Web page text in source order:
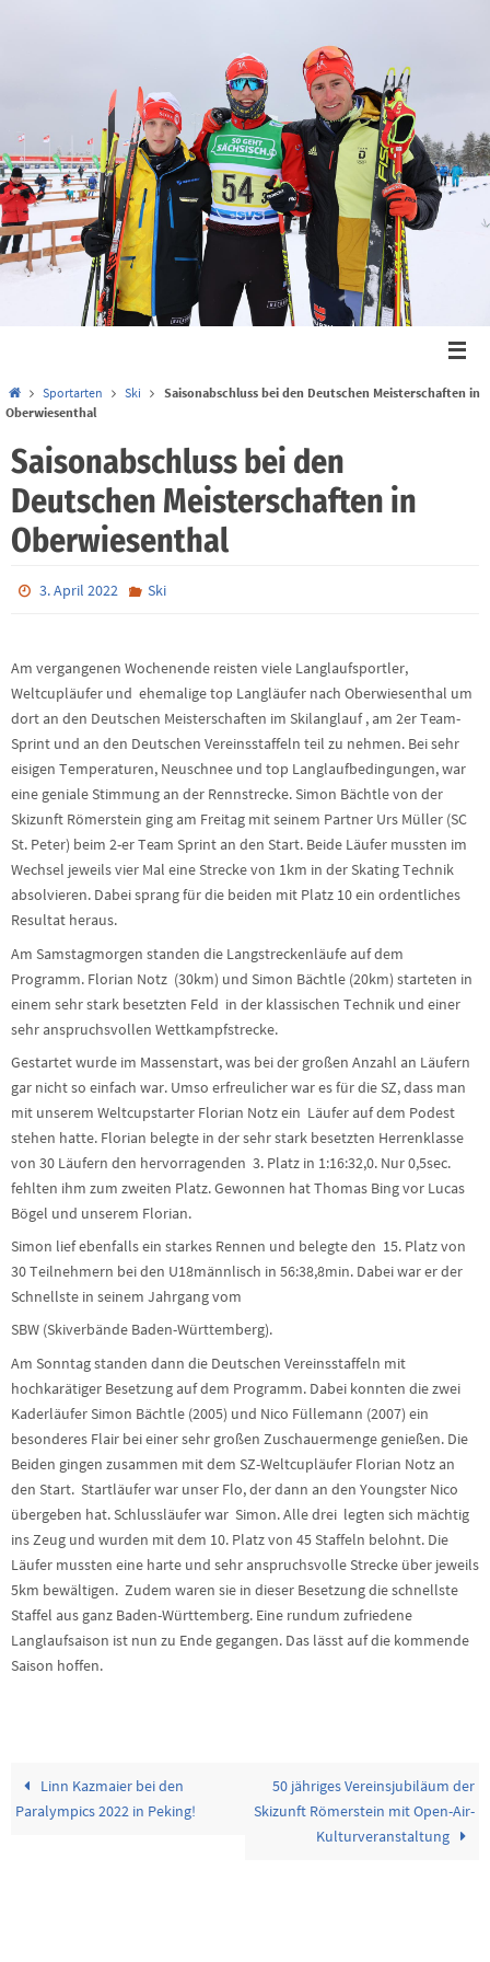
StartSportarten Ski
Saisonabschluss bei den Deutschen Meisterschaften in
Oberwiesenthal
Saisonabschluss bei den
Deutschen Meisterschaften in
Oberwiesenthal
3. April 2022 Ski
Am vergangenen Wochenende reisten viele Langlaufsportler,
Weltcupläufer und ehemalige top Langläufer nach Oberwiesenthal um
dort an den Deutschen Meisterschaften im Skilanglauf , am 2er Team-
Sprint und an den Deutschen Vereinsstaffeln teil zu nehmen. Bei sehr
eisigen Temperaturen, Neuschnee und top Langlaufbedingungen, war
eine geniale Stimmung an der Rennstrecke. Simon Bächtle von der
Skizunft Römerstein ging am Freitag mit seinem Partner Urs Müller (SC
St. Peter) beim 2-er Team Sprint an den Start. Beide Läufer mussten im
Wechsel jeweils vier Mal eine Strecke von 1km in der Skating Technik
absolvieren. Dabei sprang für die beiden mit Platz 10 ein ordentliches
Resultat heraus.
Am Samstagmorgen standen die Langstreckenläufe auf dem
Programm. Florian Notz (30km) und Simon Bächtle (20km) starteten in
einem sehr stark besetzten Feld in der klassischen Technik und einer
sehr anspruchsvollen Wettkampfstrecke.
Gestartet wurde im Massenstart, was bei der großen Anzahl an Läufern
gar nicht so einfach war. Umso erfreulicher war es für die SZ, dass man
mit unserem Weltcupstarter Florian Notz ein Läufer auf dem Podest
stehen hatte. Florian belegte in der sehr stark besetzten Herrenklasse
von 30 Läufern den hervorragenden 3. Platz in 1:16:32,0. Nur 0,5sec.
fehlten ihm zum zweiten Platz. Gewonnen hat Thomas Bing vor Lucas
Bögel und unserem Florian.
Simon lief ebenfalls ein starkes Rennen und belegte den 15. Platz von
30 Teilnehmern bei den U18männlisch in 56:38,8min. Dabei war er der
Schnellste in seinem Jahrgang vom
SBW (Skiverbände Baden-Württemberg).
Am Sonntag standen dann die Deutschen Vereinsstaffeln mit
hochkarätiger Besetzung auf dem Programm. Dabei konnten die zwei
Kaderläufer Simon Bächtle (2005) und Nico Füllemann (2007) ein
besonderes Flair bei einer sehr großen Zuschauermenge genießen. Die
Beiden gingen zusammen mit dem SZ-Weltcupläufer Florian Notz an
den Start. Startläufer war unser Flo, der dann an den Youngster Nico
übergeben hat. Schlussläufer war Simon. Alle drei legten sich mächtig
ins Zeug und wurden mit dem 10. Platz von 45 Staffeln belohnt. Die
Läufer mussten eine harte und sehr anspruchsvolle Strecke über jeweils
5km bewältigen. Zudem waren sie in dieser Besetzung die schnellste
Staffel aus ganz Baden-Württemberg. Eine rundum zufriedene
Langlaufsaison ist nun zu Ende gegangen. Das lässt auf die kommende
Saison hoffen.
Linn Kazmaier bei den
Paralympics 2022 in Peking!
50 jähriges Vereinsjubiläum der
Skizunft Römerstein mit Open-Air-
Kulturveranstaltung